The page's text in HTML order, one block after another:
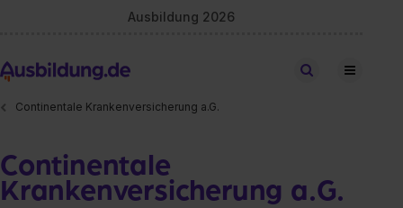
Ausbildung 2026
Stellen finden
Continentale Krankenversicherung a.G.
Continentale
Krankenversicherung a.G.